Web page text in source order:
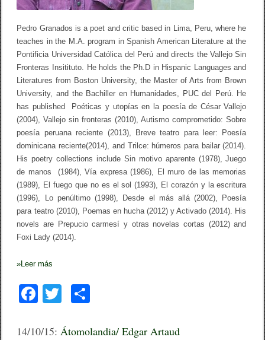
–
s
u
m
Pedro Granados is a poet and critic based in Lima, Peru, where he
teaches in the M.A. program in Spanish American Literature at the
Pontificia Universidad Católica del Perú and directs the Vallejo Sin
Fronteras Insitituto. He holds the Ph.D in Hispanic Languages and
Literatures from Boston University, the Master of Arts from Brown
University, and the Bachiller en Humanidades, PUC del Perú. He
has published Poéticas y utopías en la poesía de César Vallejo
(2004), Vallejo sin fronteras (2010), Autismo comprometido: Sobre
poesía peruana reciente (2013), Breve teatro para leer: Poesía
dominicana reciente(2014), and Trilce: húmeros para bailar (2014).
His poetry collections include Sin motivo aparente (1978), Juego
de manos (1984), Vía expresa (1986), El muro de las memorias
(1989), El fuego que no es el sol (1993), El corazón y la escritura
(1996), Lo penúltimo (1998), Desde el más allá (2002), Poesía
para teatro (2010), Poemas en hucha (2012) y Activado (2014). His
novels are Prepucio carmesí y otras novelas cortas (2012) and
Foxi Lady (2014).
»Leer más
F
c
tt
m
14/10/15:Átomolandia/ Edgar Artaud